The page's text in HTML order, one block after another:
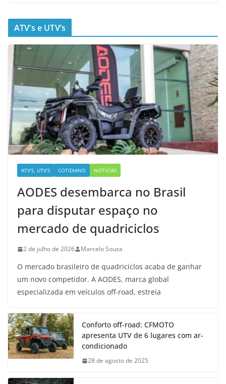
ATV’s e UTV’s
ATV'S, UTV'S COTIDIANO NOTÍCIAS
AODES desembarca no Brasil
para disputar espaço no
mercado de quadriciclos
2 de julho de 2026 Marcelo Souza
O mercado brasileiro de quadriciclos acaba de ganhar
um novo competidor. A AODES, marca global
especializada em veículos off-road, estreia
Conforto off-road: CFMOTO
apresenta UTV de 6 lugares com ar-
condicionado
28 de agosto de 2025